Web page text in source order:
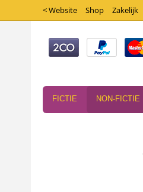
< Website Shop Zakelijk
FICTIE NON-FICTIE